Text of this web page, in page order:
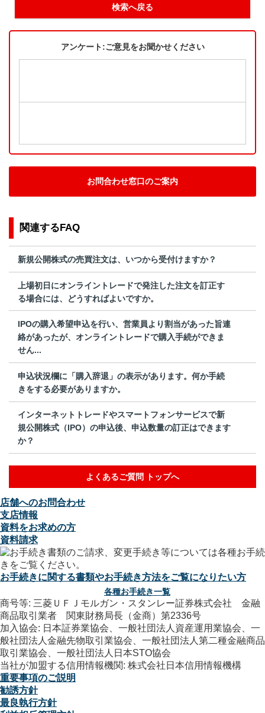
検索へ戻る
アンケート:ご意見をお聞かせください
お問合わせ窓口のご案内
関連するFAQ
新規公開株式の売買注文は、いつから受付けますか？
上場初日にオンライントレードで発注した注文を訂正す
る場合には、どうすればよいですか。
IPOの購入希望申込を行い、営業員より割当があった旨連
絡があったが、オンライントレードで購入手続ができま
せん...
申込状況欄に「購入辞退」の表示があります。何か手続
きをする必要がありますか。
インターネットトレードやスマートフォンサービスで新
規公開株式（IPO）の申込後、申込数量の訂正はできます
か？
よくあるご質問 トップへ
店舗へのお問合わせ
支店情報
資料をお求めの方
資料請求
お手続きに関する書類やお手続き方法をご覧になりたい方
各種お手続き一覧
商号等: 三菱ＵＦＪモルガン・スタンレー証券株式会社 金融
商品取引業者 関東財務局長（金商）第2336号
加入協会: 日本証券業協会、一般社団法人資産運用業協会、一
般社団法人金融先物取引業協会、一般社団法人第二種金融商品
取引業協会、一般社団法人日本STO協会
当社が加盟する信用情報機関: 株式会社日本信用情報機構
重要事項のご説明
勧誘方針
最良執行方針